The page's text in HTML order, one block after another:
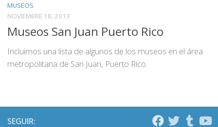
MUSEOS
NOVIEMBRE 18, 2013
Museos San Juan Puerto Rico
Incluimos una lista de algunos de los museos en el área
metropolitana de San Juan, Puerto Rico.
SEGUIR: